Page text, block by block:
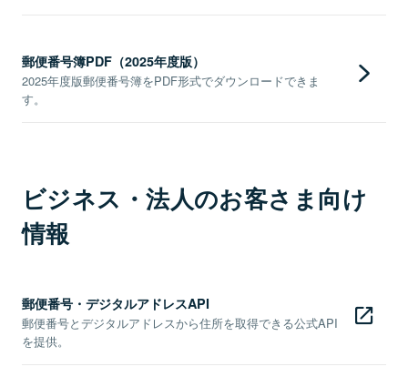
郵便番号簿PDF（2025年度版）
2025年度版郵便番号簿をPDF形式でダウンロードできま
す。
ビジネス・法人のお客さま向け
情報
郵便番号・デジタルアドレスAPI
郵便番号とデジタルアドレスから住所を取得できる公式API
を提供。